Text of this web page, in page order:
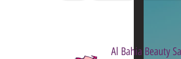
Al Bahia Beauty